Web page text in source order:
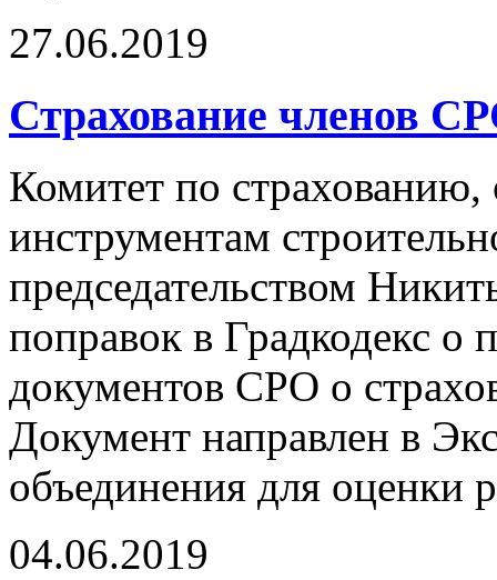
27.06.2019
Страхование членов
Комитет по
инструментам
председательством
поправок в Градкодекс о
документов СРО о
Документ направлен в
объединения для оценки
04.06.2019